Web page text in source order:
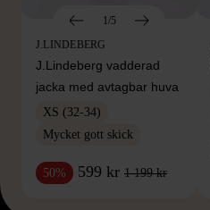
1/5
J.LINDEBERG
J.Lindeberg vadderad
jacka med avtagbar huva
XS (32-34)
Mycket gott skick
50% 599 kr 1 199 kr